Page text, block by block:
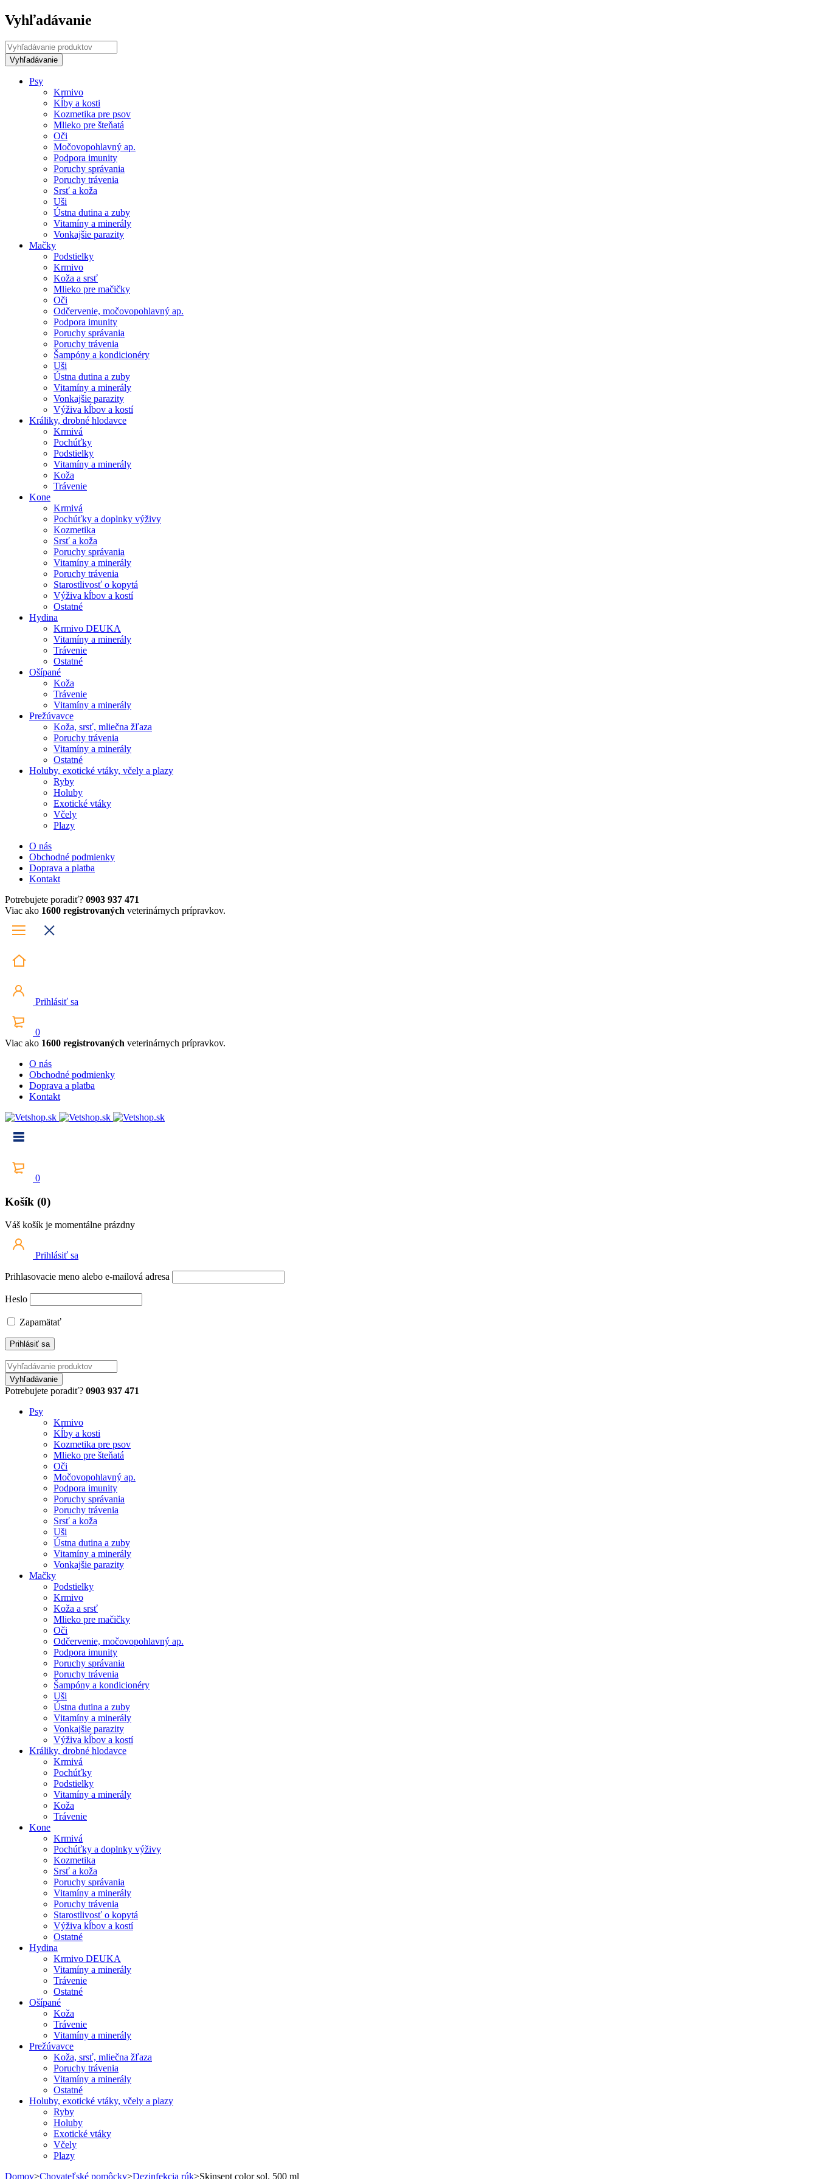
Vyhľadávanie
Psy
Krmivo
Kĺby a kosti
Kozmetika pre psov
Mlieko pre šteňatá
Oči
Močovopohlavný ap.
Podpora imunity
Poruchy správania
Poruchy trávenia
Srsť a koža
Uši
Ústna dutina a zuby
Vitamíny a minerály
Vonkajšie parazity
Mačky
Podstielky
Krmivo
Koža a srsť
Mlieko pre mačičky
Oči
Odčervenie, močovopohlavný ap.
Podpora imunity
Poruchy správania
Poruchy trávenia
Šampóny a kondicionéry
Uši
Ústna dutina a zuby
Vitamíny a minerály
Vonkajšie parazity
Výživa kĺbov a kostí
Králiky, drobné hlodavce
Krmivá
Pochúťky
Podstielky
Vitamíny a minerály
Koža
Trávenie
Kone
Krmivá
Pochúťky a doplnky výživy
Kozmetika
Srsť a koža
Poruchy správania
Vitamíny a minerály
Poruchy trávenia
Starostlivosť o kopytá
Výživa kĺbov a kostí
Ostatné
Hydina
Krmivo DEUKA
Vitamíny a minerály
Trávenie
Ostatné
Ošípané
Koža
Trávenie
Vitamíny a minerály
Prežúvavce
Koža, srsť, mliečna žľaza
Poruchy trávenia
Vitamíny a minerály
Ostatné
Holuby, exotické vtáky, včely a plazy
Ryby
Holuby
Exotické vtáky
Včely
Plazy
O nás
Obchodné podmienky
Doprava a platba
Kontakt
Potrebujete poradiť? 0903 937 471
Viac ako 1600 registrovaných veterinárnych prípravkov.
Prihlásiť sa
0
Viac ako 1600 registrovaných veterinárnych prípravkov.
O nás
Obchodné podmienky
Doprava a platba
Kontakt
0
Košík (0)
Váš košík je momentálne prázdny
Prihlásiť sa
Prihlasovacie meno alebo e-mailová adresa
Heslo
Zapamätať
Potrebujete poradiť? 0903 937 471
Psy
Krmivo
Kĺby a kosti
Kozmetika pre psov
Mlieko pre šteňatá
Oči
Močovopohlavný ap.
Podpora imunity
Poruchy správania
Poruchy trávenia
Srsť a koža
Uši
Ústna dutina a zuby
Vitamíny a minerály
Vonkajšie parazity
Mačky
Podstielky
Krmivo
Koža a srsť
Mlieko pre mačičky
Oči
Odčervenie, močovopohlavný ap.
Podpora imunity
Poruchy správania
Poruchy trávenia
Šampóny a kondicionéry
Uši
Ústna dutina a zuby
Vitamíny a minerály
Vonkajšie parazity
Výživa kĺbov a kostí
Králiky, drobné hlodavce
Krmivá
Pochúťky
Podstielky
Vitamíny a minerály
Koža
Trávenie
Kone
Krmivá
Pochúťky a doplnky výživy
Kozmetika
Srsť a koža
Poruchy správania
Vitamíny a minerály
Poruchy trávenia
Starostlivosť o kopytá
Výživa kĺbov a kostí
Ostatné
Hydina
Krmivo DEUKA
Vitamíny a minerály
Trávenie
Ostatné
Ošípané
Koža
Trávenie
Vitamíny a minerály
Prežúvavce
Koža, srsť, mliečna žľaza
Poruchy trávenia
Vitamíny a minerály
Ostatné
Holuby, exotické vtáky, včely a plazy
Ryby
Holuby
Exotické vtáky
Včely
Plazy
Domov>Chovateľské pomôcky>Dezinfekcia rúk>Skinsept color sol. 500 ml